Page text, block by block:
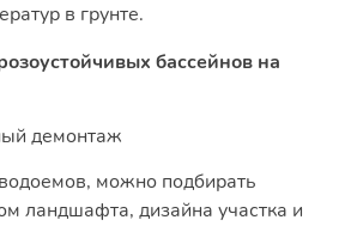
в грунте.
бассейнов на
демонтаж
можно подбирать
ландшафта, дизайна участка и